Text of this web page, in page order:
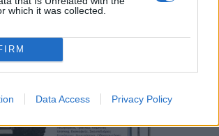
which it was collected.
Data Access Privacy Policy